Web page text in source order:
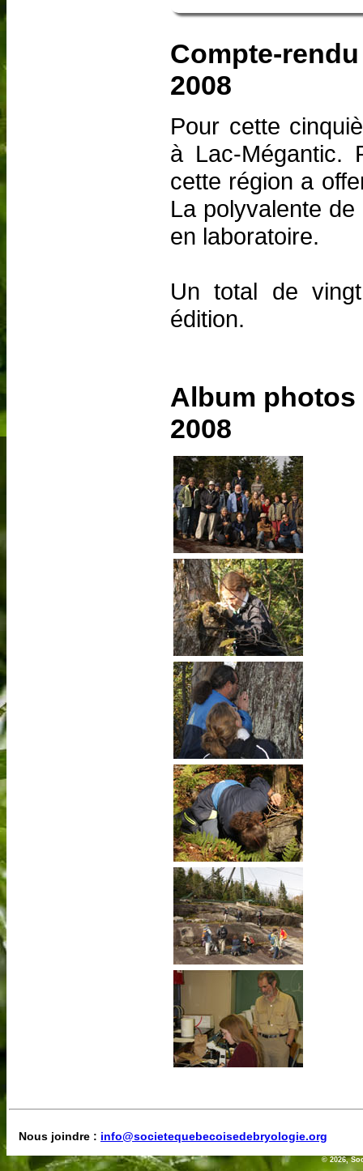
Compte-
2008
Pour cette
à Lac-Mégantic.
cette région a
La polyvalente
en laboratoire.
Un total de
édition.
Album
2008
Nous joindre : info@societequebecoisedebryologie.org
© 2026,